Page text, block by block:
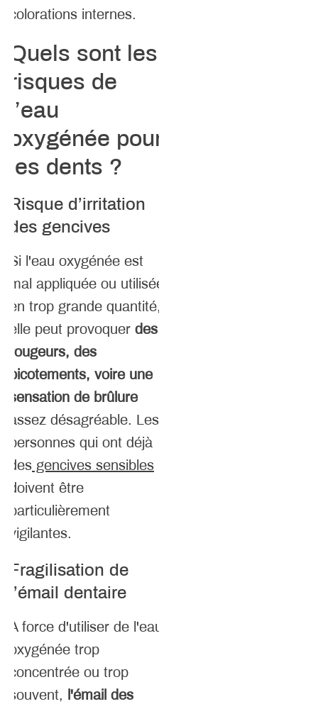
colorations internes.
Quels sont les
risques de
l’eau
oxygénée pour
les dents ?
Risque d’irritation
des gencives
Si l'eau oxygénée est
mal appliquée ou utilisée
en trop grande quantité,
elle peut provoquer des
rougeurs, des
picotements, voire une
sensation de brûlure
assez désagréable. Les
personnes qui ont déjà
des gencives sensibles
doivent être
particulièrement
vigilantes.
Fragilisation de
l’émail dentaire
À force d'utiliser de l'eau
oxygénée trop
concentrée ou trop
souvent,
l'émail des